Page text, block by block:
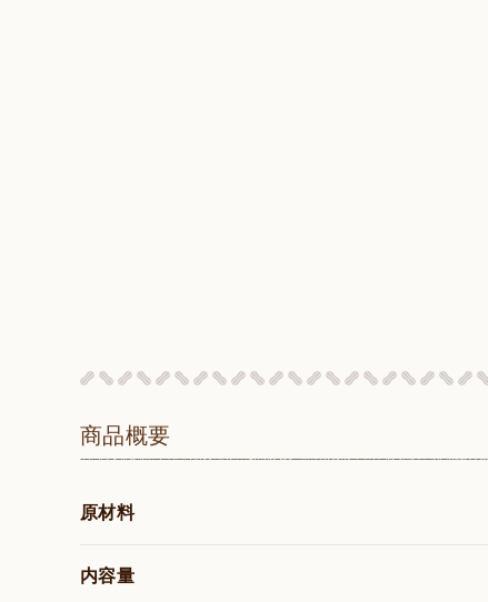
商品概要
原材料
内容量